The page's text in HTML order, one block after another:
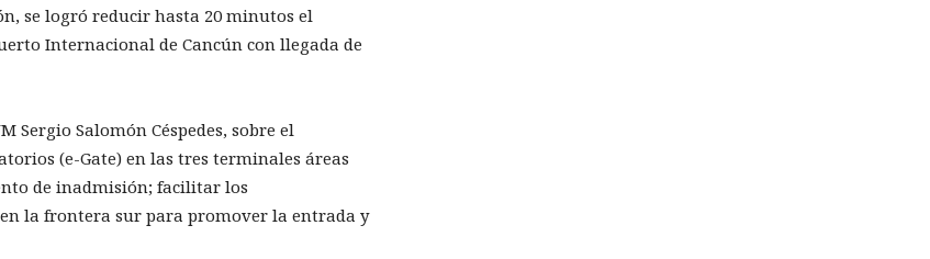
se logró reducir hasta 20 minutos el
Internacional de Cancún con llegada de
Salomón Céspedes, sobre el
(e-Gate) en las tres terminales áreas
de inadmisión; facilitar los
la frontera sur para promover la entrada y